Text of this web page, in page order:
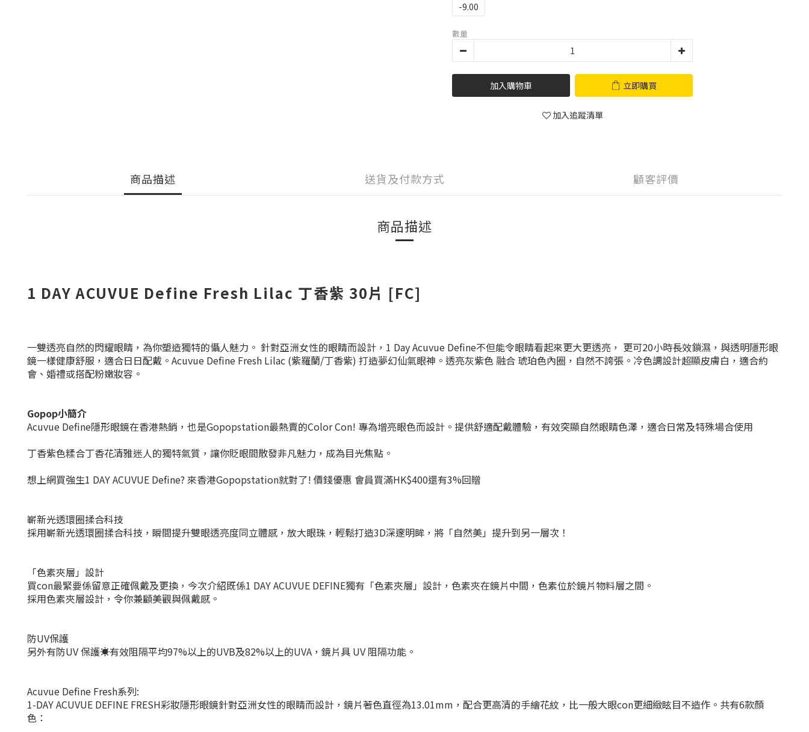
-9.00
數量
加入購物車 立即購買
加入追蹤清單
商品描述 送貨及付款方式 顧客評價
商品描述
1 DAY ACUVUE Define Fresh Lilac 丁香紫 30片 [FC]
一雙透亮自然的閃耀眼睛，為你塑造獨特的懾人魅力。 針對亞洲女性的眼睛而設計， 1 Day Acuvue Define不但能令眼睛看起來更大更透亮， 更可20小時長效鎖濕，與透明隱形眼
鏡一樣健康舒服，適合日日配戴。Acuvue Define Fresh Lilac (紫羅蘭/丁香紫) 打造夢幻仙氣眼神。透亮灰紫色 融合 琥珀色內圈，自然不誇張。冷色調設計超顯皮膚白，適合約
會、婚禮或搭配粉嫩妝容。
Gopop小簡介
Acuvue Define隱形眼鏡在香港熱銷，也是Gopopstation最熱賣的Color Con! 專為增亮眼色而設計。提供舒適配戴體驗，有效突顯自然眼睛色澤，適合日常及特殊場合使用
丁香紫色糅合丁香花清雅迷人的獨特氣質，讓你貶眼間散發非凡魅力，成為目光焦點。
想上網買強生1 DAY ACUVUE Define? 來香港Gopopstation就對了! 價錢優惠 會員買滿HK$400還有3%回贈
嶄新光透環圈揉合科技
採用嶄新光透環圈揉合科技，瞬間提升雙眼透亮度同立體感，放大眼珠，輕鬆打造3D深邃明眸，將「自然美」提升到另一層次！
「色素夾層」設計
買con最緊要係留意正確佩戴及更換，今次介紹既係1 DAY ACUVUE DEFINE獨有「色素夾層」設計，色素夾在鏡片中間，色素位於鏡片物料層之間。
採用色素夾層設計，令你兼顧美觀與佩戴感。
防UV保護
另外有防UV 保護☀️有效阻隔平均97%以上的UVB及82%以上的UVA，鏡片具 UV 阻隔功能。
Acuvue Define Fresh系列:
1-DAY ACUVUE DEFINE FRESH彩妝隱形眼鏡針對亞洲女性的眼睛而設計，鏡片著色直徑為13.01mm，配合更高清的手繪花紋，比一般大眼con更細緻眩目不造作。共有6款顏
色：